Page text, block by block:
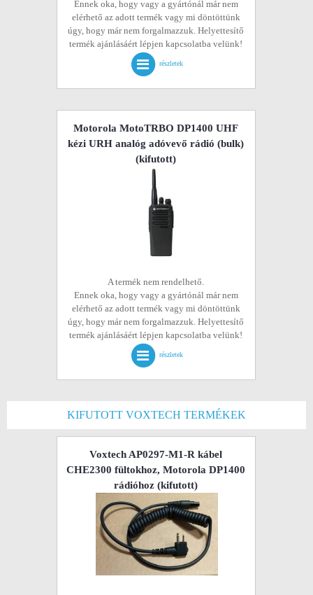
Ennek oka, hogy vagy a gyártónál már nem
elérhető az adott termék vagy mi döntöttünk
úgy, hogy már nem forgalmazzuk. Helyettesítő
termék ajánlásáért lépjen kapcsolatba velünk!
részletek
Motorola MotoTRBO DP1400 UHF
kézi URH analóg adóvevő rádió (bulk)
(kifutott)
A termék nem rendelhető.
Ennek oka, hogy vagy a gyártónál már nem
elérhető az adott termék vagy mi döntöttünk
úgy, hogy már nem forgalmazzuk. Helyettesítő
termék ajánlásáért lépjen kapcsolatba velünk!
részletek
KIFUTOTT VOXTECH TERMÉKEK
Voxtech AP0297-M1-R kábel
CHE2300 fültokhoz, Motorola DP1400
rádióhoz (kifutott)